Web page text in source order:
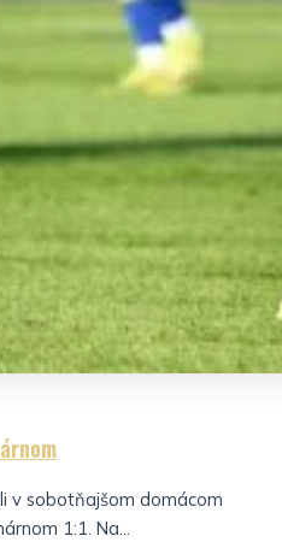
v sobotňajšom domácom
1:1. Na...